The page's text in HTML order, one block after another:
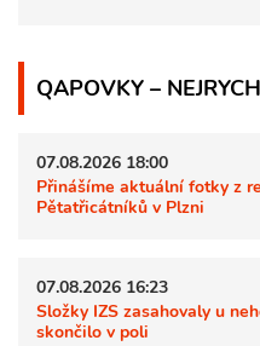
QAPOVKY –
07.08.2026 18:00
Přinášíme aktuální fotky z
Pětatřicátníků v Plzni
07.08.2026 16:23
Složky IZS zasahovaly u
skončilo v poli